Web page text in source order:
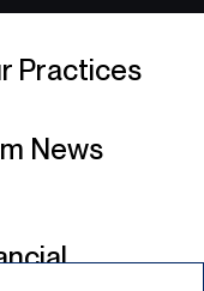
Practices
News